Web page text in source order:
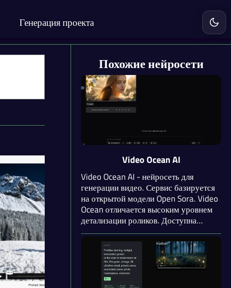
Генерация проекта
Похожие нейросети
Video Ocean AI
Video Ocean AI - нейросеть для
генерации видео. Сервис базируется
на открытой модели Open Sora. Video
Ocean отличается высоким уровнем
детализации роликов. Доступна
генерация видео разрешением до 4k
и длительностью до 10 секунд. Кроме
того, доступна генерация
изображением и звуковых эффектов
для роликов.